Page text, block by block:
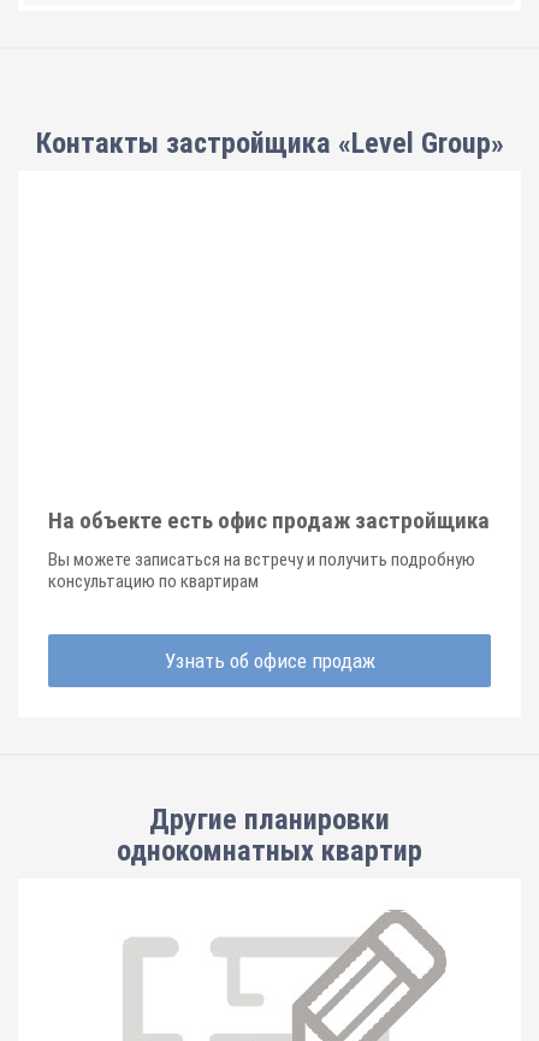
Контакты застройщика «Level Group»
На объекте есть офис продаж застройщика
Вы можете записаться на встречу и получить подробную
консультацию по квартирам
Узнать об офисе продаж
Другие планировки
однокомнатных квартир